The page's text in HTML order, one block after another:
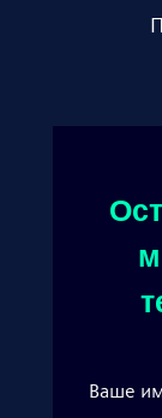
Ваше